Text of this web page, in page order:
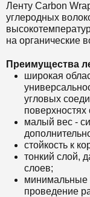
Ленту Carbon
углеродных
на органические
Преимущества
широкая
угловых
малый вес -
стойкость к
тонкий слой,
слоев;
минимальные
проведение